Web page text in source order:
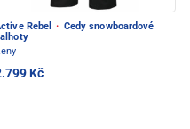
Rebel · Cedy snowboardové
Kč